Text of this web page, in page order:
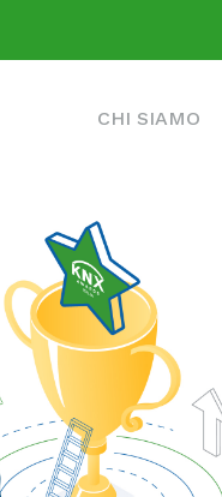
CHI SIAMO